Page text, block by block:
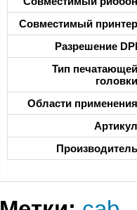
Совместимый принтер
Разрешение DPI
Тип печатающей
головки
Области применения
Артикул
Производитель